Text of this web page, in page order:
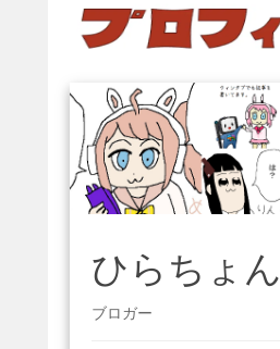
ひらちょん
ブロガー